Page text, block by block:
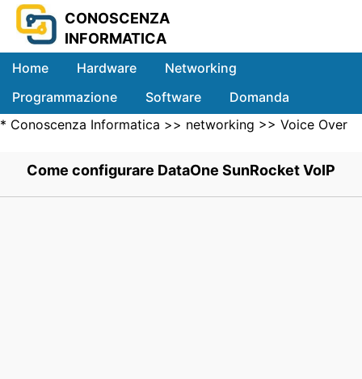
CONOSCENZA
INFORMATICA
Home Hardware
Networking
Programmazione
Software
Domanda
Sistemi
* Conoscenza Informatica >> networking >> Voice Over
Come configurare DataOne SunRocket VoIP